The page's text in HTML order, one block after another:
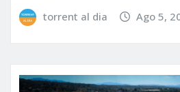
torrent al dia Ago 5,